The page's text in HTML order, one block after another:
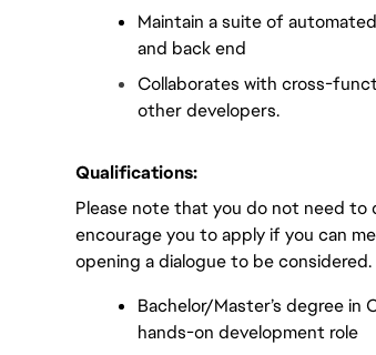
Maintain a suite of
and back end
Collaborates with cross-
other developers.
Qualifications:
Please note that you do not need to
encourage you to apply if you can
opening a dialogue to be considered.
Bachelor/Master’s degree
hands-on development role